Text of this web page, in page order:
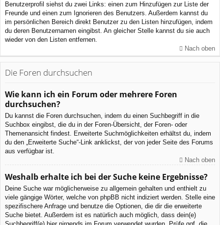
Benutzerprofil siehst du zwei Links: einen zum Hinzufügen zur Liste der
Freunde und einen zum Ignorieren des Benutzers. Außerdem kannst du
im persönlichen Bereich direkt Benutzer zu den Listen hinzufügen, indem
du deren Benutzernamen eingibst. An gleicher Stelle kannst du sie auch
wieder von den Listen entfernen.
Nach oben
Die Foren durchsuchen
Wie kann ich ein Forum oder mehrere Foren
durchsuchen?
Du kannst die Foren durchsuchen, indem du einen Suchbegriff in die
Suchbox eingibst, die du in der Foren-Übersicht, der Foren- oder
Themenansicht findest. Erweiterte Suchmöglichkeiten erhältst du, indem
du den „Erweiterte Suche“-Link anklickst, der von jeder Seite des Forums
aus verfügbar ist.
Nach oben
Weshalb erhalte ich bei der Suche keine Ergebnisse?
Deine Suche war möglicherweise zu allgemein gehalten und enthielt zu
viele gängige Wörter, welche von phpBB nicht indiziert werden. Stelle eine
spezifischere Anfrage und benutze die Optionen, die dir die erweiterte
Suche bietet. Außerdem ist es natürlich auch möglich, dass dein(e)